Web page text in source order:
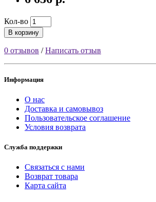
Кол-во
В корзину
0 отзывов /Написать отзыв
Информация
О нас
Доставка и самовывоз
Пользовательское соглашение
Условия возврата
Служба поддержки
Связаться с нами
Возврат товара
Карта сайта